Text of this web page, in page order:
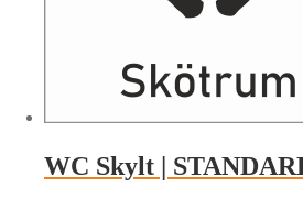
WC Skylt |